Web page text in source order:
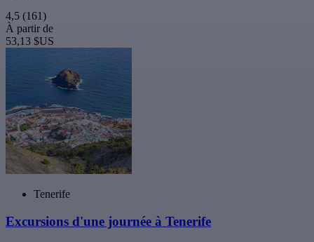
4,5 (161)
À partir de
53,13 $US
Tenerife
Excursions d'une journée à Tenerife